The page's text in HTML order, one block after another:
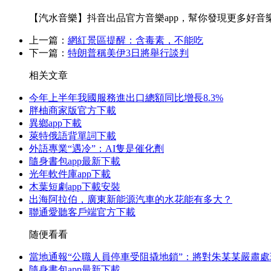
【汽水音樂】抖音出品官方音樂app，幫你發現更多好音
上一篇： 網紅景區提醒：含毒素，不能吃
下一篇： 特朗普稱美伊3日將舉行談判
相关文章
今年上半年我國服務進出口總額同比增長8.3%
胖柚商家版官方下載
異鄉app下載
萊特俄語背單詞下載
外語專業“遇冷”：AI隻是催化劑
隨身書包app最新下載
光年軟件庫app下載
木葉短劇app下載安裝
出海阿拉伯，廣東新能源汽車的水花能有多大？
聯通愛聽客戶端官方下載
随便看看
當地通報“公職人員停車受阻撬地鎖”：將對朱某某嚴肅